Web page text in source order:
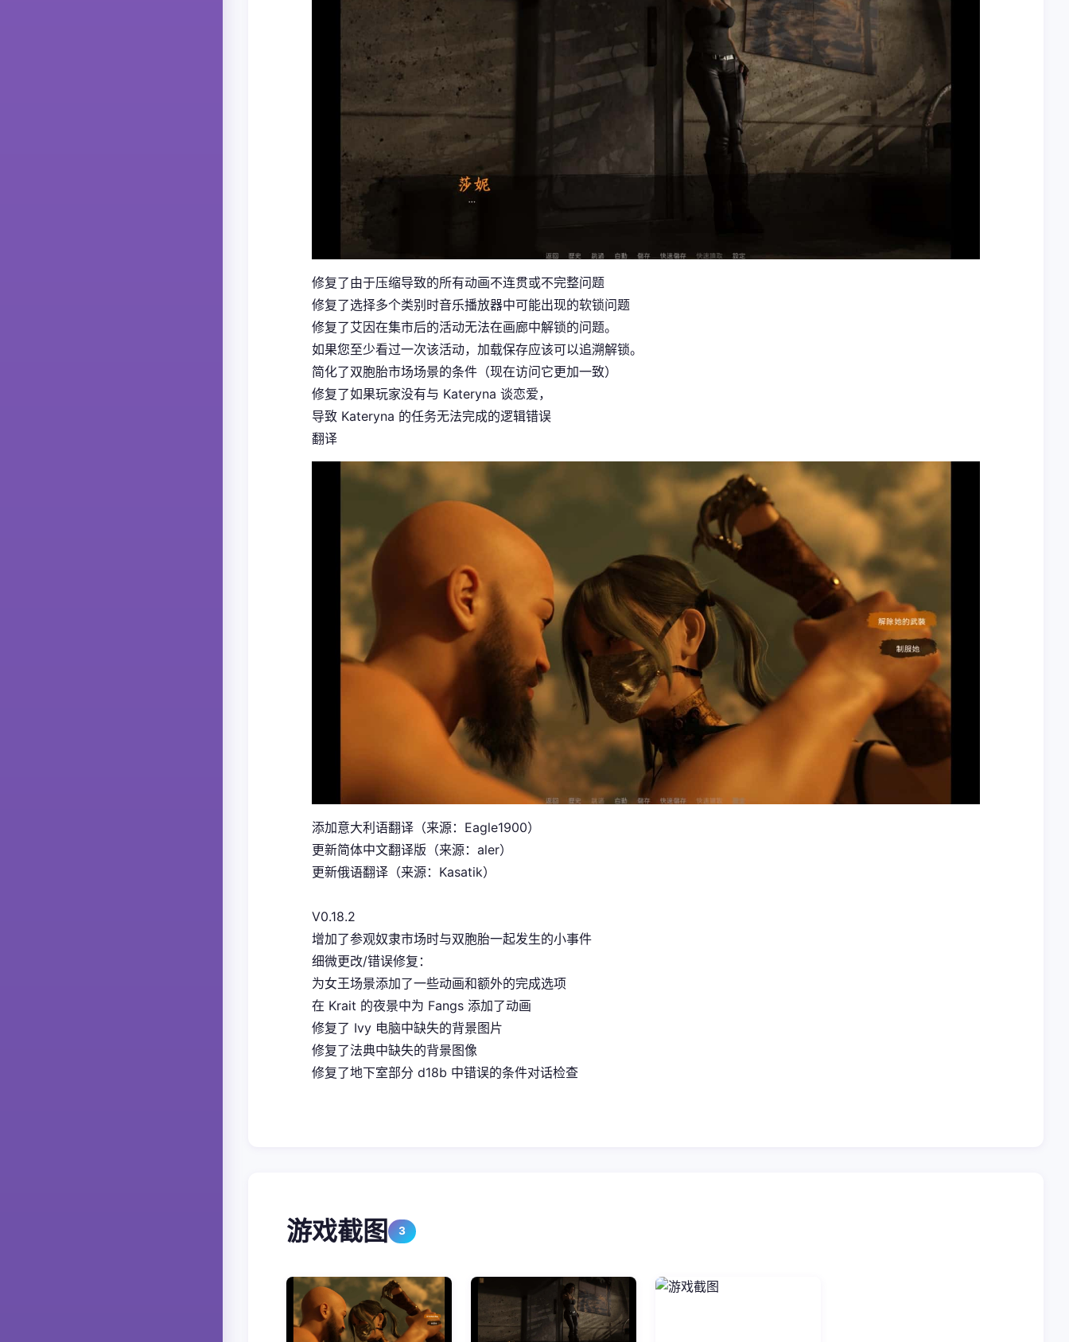
修复了由于压缩导致的所有动画不连贯或不完整问题
修复了选择多个类别时音乐播放器中可能出现的软锁问题
修复了艾因在集市后的活动无法在画廊中解锁的问题。
如果您至少看过一次该活动，加载保存应该可以追溯解锁。
简化了双胞胎市场场景的条件（现在访问它更加一致）
修复了如果玩家没有与 Kateryna 谈恋爱，
导致 Kateryna 的任务无法完成的逻辑错误
翻译
添加意大利语翻译（来源：Eagle1900）
更新简体中文翻译版（来源：aler）
更新俄语翻译（来源：Kasatik）
V0.18.2
增加了参观奴隶市场时与双胞胎一起发生的小事件
细微更改/错误修复：
为女王场景添加了一些动画和额外的完成选项
在 Krait 的夜景中为 Fangs 添加了动画
修复了 Ivy 电脑中缺失的背景图片
修复了法典中缺失的背景图像
修复了地下室部分 d18b 中错误的条件对话检查
游戏截图 3